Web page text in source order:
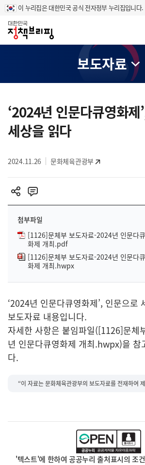
이 누리집은 대한민국 공식 전자정부 누리집입니다.
홈
보도자료
텐
영
‘2024년 인문다큐영화제
세상을 읽다
2024.11.26 문화체육관광부
첨부파일
[1126]문체부 보도자료-2024년 인문다
화제 개최.pdf
[1126]문체부 보도자료-2024년 인문다
화제 개최.hwpx
‘2024년 인문다큐영화제’, 인문으로
보도자료 내용입니다.
자세한 사항은 붙임파일([1126]문체
년 인문다큐영화제 개최.hwpx)을 참
다.
“이 자료는 문화체육관광부의 보도자료를 전재하여
'텍스트'에 한하여 공공누리 출처표시의 조